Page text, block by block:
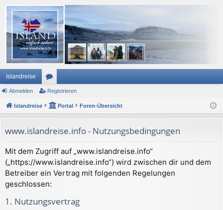
Islandreise
or
en
Abmelden Registrieren
Islandreise Portal Foren-Übersicht
www.islandreise.info - Nutzungsbedingungen
Mit dem Zugriff auf „www.islandreise.info“
(„https://www.islandreise.info“) wird zwischen dir und dem
Betreiber ein Vertrag mit folgenden Regelungen
geschlossen:
1. Nutzungsvertrag